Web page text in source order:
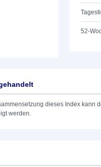
52-
dieses Index kann
werden.